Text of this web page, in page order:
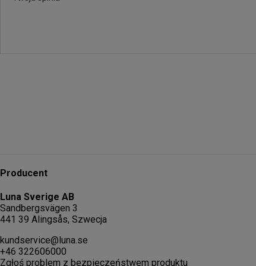
Producent
Luna Sverige AB
Sandbergsvägen 3
441 39 Alingsås, Szwecja
kundservice@luna.se
+46 322606000
Zgłoś problem z bezpieczeństwem produktu